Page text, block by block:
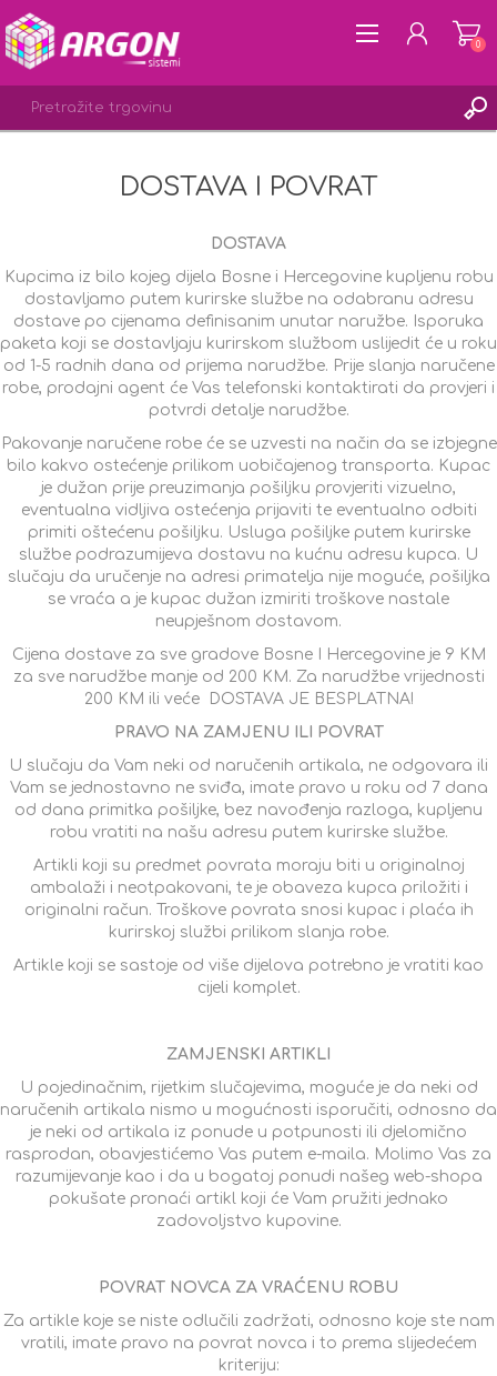
REGISTRACIJA
0
DOSTAVA I POVRAT
DOSTAVA
Kupcima iz bilo kojeg dijela Bosne i Hercegovine kupljenu robu
dostavljamo putem kurirske službe na odabranu adresu
dostave po cijenama definisanim unutar naružbe. Isporuka
paketa koji se dostavljaju kurirskom službom uslijedit će u roku
od 1-5 radnih dana od prijema narudžbe. Prije slanja naručene
robe, prodajni agent će Vas telefonski kontaktirati da provjeri i
potvrdi detalje narudžbe.
Pakovanje naručene robe će se uzvesti na način da se izbjegne
bilo kakvo ostećenje prilikom uobičajenog transporta. Kupac
je dužan prije preuzimanja pošiljku provjeriti vizuelno,
eventualna vidljiva ostećenja prijaviti te eventualno odbiti
primiti oštećenu pošiljku. Usluga pošiljke putem kurirske
službe podrazumijeva dostavu na kućnu adresu kupca. U
slučaju da uručenje na adresi primatelja nije moguće, pošiljka
se vraća a je kupac dužan izmiriti troškove nastale
neupješnom dostavom.
Cijena dostave za sve gradove Bosne I Hercegovine je 9 KM
za sve narudžbe manje od 200 KM. Za narudžbe vrijednosti
200 KM ili veće DOSTAVA JE BESPLATNA!
PRAVO NA ZAMJENU ILI POVRAT
U slučaju da Vam neki od naručenih artikala, ne odgovara ili
Vam se jednostavno ne sviđa, imate pravo u roku od 7 dana
od dana primitka pošiljke, bez navođenja razloga, kupljenu
robu vratiti na našu adresu putem kurirske službe.
Artikli koji su predmet povrata moraju biti u originalnoj
ambalaži i neotpakovani, te je obaveza kupca priložiti i
originalni račun. Troškove povrata snosi kupac i plaća ih
kurirskoj službi prilikom slanja robe.
Artikle koji se sastoje od više dijelova potrebno je vratiti kao
cijeli komplet.
ZAMJENSKI ARTIKLI
U pojedinačnim, rijetkim slučajevima, moguće je da neki od
naručenih artikala nismo u mogućnosti isporučiti, odnosno da
je neki od artikala iz ponude u potpunosti ili djelomično
rasprodan, obavjestićemo Vas putem e-maila. Molimo Vas za
razumijevanje kao i da u bogatoj ponudi našeg web-shopa
pokušate pronaći artikl koji će Vam pružiti jednako
zadovoljstvo kupovine.
POVRAT NOVCA ZA VRAĆENU ROBU
Za artikle koje se niste odlučili zadržati, odnosno koje ste nam
vratili, imate pravo na povrat novca i to prema slijedećem
kriteriju: